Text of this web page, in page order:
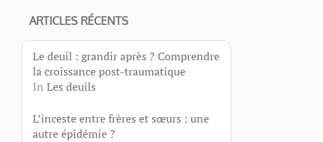
ARTICLES RÉCENTS
Le deuil : grandir après ? Comprendre
la croissance post-traumatique
In Les deuils
L’inceste entre frères et sœurs : une
autre épidémie ?